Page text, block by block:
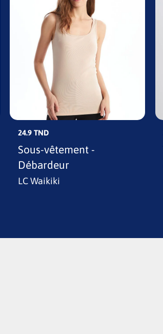
24.9 TND
Sous-vêtement -
Débardeur
LC Waikiki